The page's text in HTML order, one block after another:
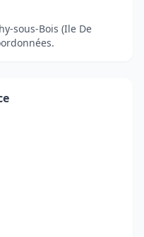
sous-Bois (Ile De